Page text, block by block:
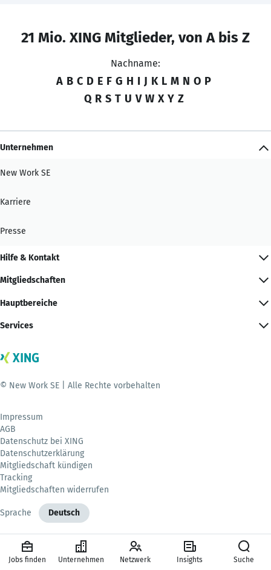
21 Mio. XING Mitglieder, von A bis Z
Nachname:
A B C D E F G H I J K L M N O P
Q R S T U V W X Y Z
Unternehmen
New Work SE
Karriere
Presse
Hilfe & Kontakt
Mitgliedschaften
Hauptbereiche
Services
© New Work SE | Alle Rechte vorbehalten
Impressum
AGB
Datenschutz bei XING
Datenschutzerklärung
Mitgliedschaft kündigen
Tracking
Mitgliedschaften widerrufen
Sprache Deutsch
Jobs finden Unternehmen Netzwerk Insights Suche